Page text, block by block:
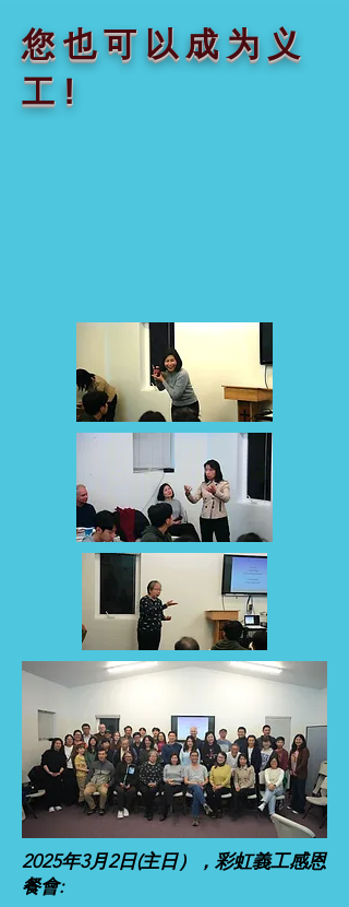
您也可以成为义
工!
2025年3月2日(主日），彩虹義工感恩
餐會: